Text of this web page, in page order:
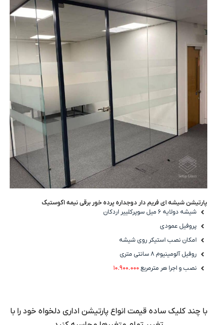
پارتیشن شیشه ای فریم دار دوجداره پرده خور برقی نیمه اکوستیک
شیشه دولایه ۶ میل سوپرکلییر اردکان
پروفیل عمودی
امکان نصب استیکر روی شیشه
روفیل آلومینیوم ۸ سانتی متری
نصب و اجرا هر مترمربع۱۰.۹۰۰.۰۰۰
با چند کلیک ساده قیمت انواع پارتیشن اداری دلخواه خود را با